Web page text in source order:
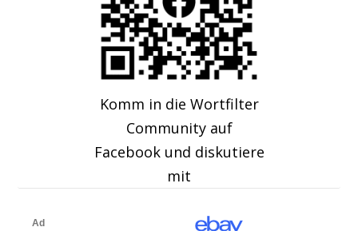
Komm in die Wortfilter
Community auf
Facebook und diskutiere
mit